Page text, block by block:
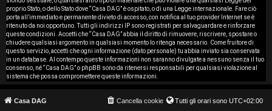
s
e
n
z
a
proprio Stato, o dello Stato dove “Casa DAG” è ospitato, o di una Legge internazionale. Fare ciò
porta all’immediato e permanente divieto di accesso, con notifica al tuo provider Internet se è
ritenuto da noi opportuno. Tutti gli indirizzi IP sono registrati per salvaguardare e rinforzare
queste condizioni. Accetti che “Casa DAG” abbia il diritto di rimuovere, riscrivere, spostare o
chiudere qualsiasi argomento in qualsiasi momento lo ritenga necessario. Come fruitore di
questo servizio, accetti che ogni informazione (dato personale) tu abbia inviato sia conservata
in un database. Al contempo queste informazioni non saranno divulgate a nessuno senza il tuo
consenso, né “Casa DAG” o phpBB sono da ritenersi responsabili per qualsiasi violazione al
sistema che possa compromettere queste informazioni.
Casa DAG Tutti gli orari sono UTC+02:00
Cancella cookie